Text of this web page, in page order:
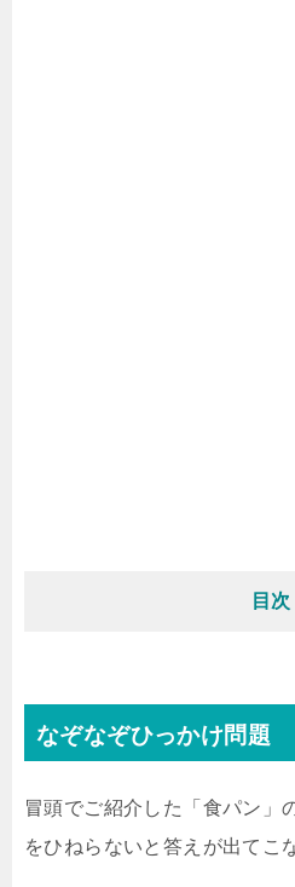
目次
なぞなぞひっかけ問題
冒頭でご紹介した「食パン」
をひねらないと答えが出てこ